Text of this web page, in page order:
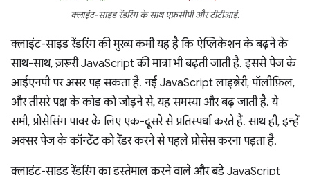
क्लाइंट-साइड रेंडरिंग के साथ एफ़सीपी और टीटीआई.
क्लाइंट-साइड रेंडरिंग की मुख्य कमी यह है कि ऐप्लिकेशन के बढ़ने के
साथ-साथ, ज़रूरी JavaScript की मात्रा भी बढ़ती जाती है. इससे पेज के
आईएनपी पर असर पड़ सकता है. नई JavaScript लाइब्रेरी, पॉलीफ़िल,
और तीसरे पक्ष के कोड को जोड़ने से, यह समस्या और बढ़ जाती है. ये
सभी, प्रोसेसिंग पावर के लिए एक-दूसरे से प्रतिस्पर्धा करते हैं. साथ ही, इन्हें
अक्सर पेज के कॉन्टेंट को रेंडर करने से पहले प्रोसेस करना पड़ता है.
क्लाइंट-साइड रेंडरिंग का इस्तेमाल करने वाले और बड़े JavaScript